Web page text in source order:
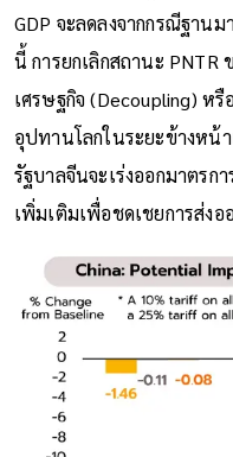
GDP จะลดลงจากกรณีฐาน
นี้ การยกเลิกสถานะ PNTR
เศรษฐกิจ (Decoupling) ห
อุปทานโลกในระยะข้างหน้
รัฐบาลจีนจะเร่งออกมาตรก
เพิ่มเติมเพื่อชดเชยการส่ง